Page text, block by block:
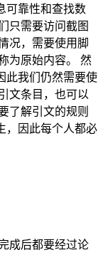
可靠性和查找数
只需要访问截图
况，需要使用脚
为原始内容。 然
此我们仍然需要使
文条目，也可以
了解引文的规则
，因此每个人都必
成后都要经过论